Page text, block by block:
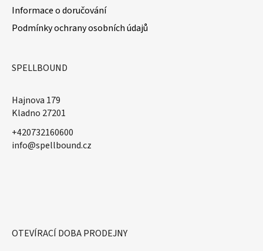
Informace o doručování
Podmínky ochrany osobních údajů
SPELLBOUND
Hajnova 179
Kladno 27201
+420732160600
​info@spellbound.cz
OTEVÍRACÍ DOBA PRODEJNY